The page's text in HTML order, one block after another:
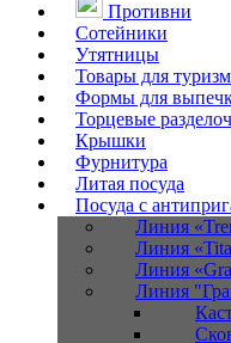
Противни
Сотейники
Утятницы
Товары для
Формы для
Торцевые
Крышки
Фурнитура
Литая посуда
Посуда с
Линия
Линия
Линия
Линия